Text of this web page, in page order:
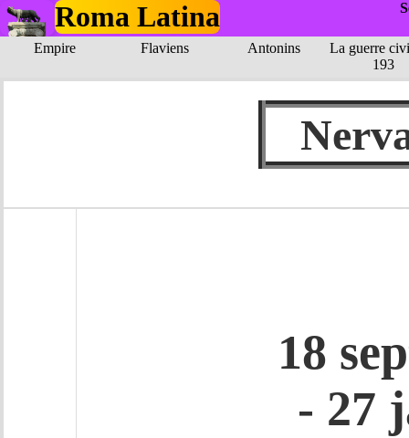
Roma Latina
Empire Flaviens Antonins
La guerre
193
18
- 27